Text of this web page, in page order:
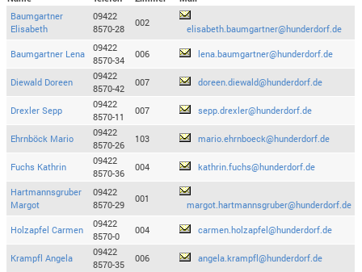
Baumgartner
Elisabeth
09422
8570-28
002
elisabeth.baumgartner@hunderdorf.de
Baumgartner Lena
09422
8570-34
006 lena.baumgartner@hunderdorf.de
Diewald Doreen
09422
8570-42
007 doreen.diewald@hunderdorf.de
Drexler Sepp
09422
8570-11
007 sepp.drexler@hunderdorf.de
Ehrnböck Mario
09422
8570-26
103 mario.ehrnboeck@hunderdorf.de
Fuchs Kathrin
09422
8570-36
004 kathrin.fuchs@hunderdorf.de
Hartmannsgruber
Margot
09422
8570-29
001
margot.hartmannsgruber@hunderdorf.de
Holzapfel Carmen
09422
8570-0
004 carmen.holzapfel@hunderdorf.de
Krampfl Angela
09422
8570-35
006 angela.krampfl@hunderdorf.de